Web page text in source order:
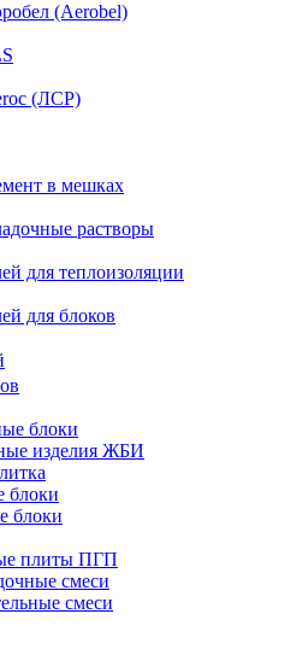
(Aerobel)
(ЛСР)
в мешках
растворы
для теплоизоляции
для блоков
блоки
изделия ЖБИ
блоки
блоки
плиты ПГП
смеси
смеси